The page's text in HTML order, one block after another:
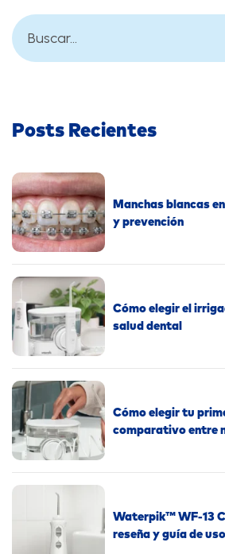
Posts Recientes
Manchas blancas
y prevención
Cómo elegir el
salud dental
Cómo elegir tu
comparativo entre
Waterpik™ WF-13
reseña y guía de uso